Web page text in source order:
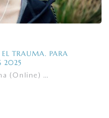
TRAUMA. PARA
2025
(Online) …